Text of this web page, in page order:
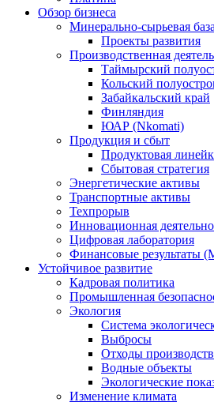
Обзор бизнеса
Минерально-сырьевая база
Проекты развития
Производственная
Таймырский
Кольский
Забайкальский край
Финляндия
ЮАР (Nkomati)
Продукция и сбыт
Продуктовая
Сбытовая стратегия
Энергетические активы
Транспортные активы
Техпрорыв
Инновационная
Цифровая лаборатория
Финансовые результаты
Устойчивое развитие
Кадровая политика
Промышленная
Экология
Система
Выбросы
Отходы
Водные объекты
Экологические
Изменение климата